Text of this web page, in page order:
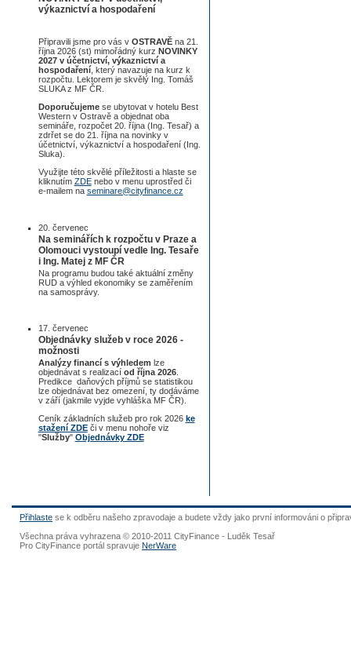
výkaznictví a hospodaření
Připravili jsme pro vás v OSTRAVĚna 21.
října 2026 (st) mimořádný kurz NOVINKY
2027 v účetnictví, výkaznictví a
hospodaření, který navazuje na kurz k
rozpočtu. Lektorem je skvělý Ing. Tomáš
SLUKA z MF ČR.
Doporučujemese ubytovat v hotelu Best
Western v Ostravě a objednat oba
semináře, rozpočet 20. října (Ing. Tesař) a
zdrřet se do 21. října na novinky v
účetnictví, výkaznictví a hospodaření (Ing.
Sluka).
Využijte této skvělé příležitosti a hlaste se
kliknutím ZDEnebo v menu uprostřed či
e-mailem na seminare@cityfinance.cz
20. červenec
Na seminářích k rozpočtu v Praze a
Olomouci vystoupí vedle Ing. Tesaře
i Ing. Matej z MF ČR
Na programu budou také aktuální změny
RUD a výhled ekonomiky se zaměřením
na samosprávy.
17. červenec
Objednávky služeb v roce 2026 -
možnosti
Analýzy financí s výhledem lze
objednávat s realizací od října 2026.
Predikce daňových příjmů se statistikou
lze objednávat bez omezení, ty dodáváme
v září (jakmile vyjde vyhláška MF ČR).
Ceník základních služeb pro rok 2026 ke
stažení ZDEči v menu nohoře viz
"Služby" Objednávky ZDE
Přihlaste se k odběru našeho zpravodaje a budete vždy jako první informováni o
Všechna práva vyhrazena © 2010-2011 CityFinance - Luděk Tesař
Pro CityFinance portál spravuje NerWare